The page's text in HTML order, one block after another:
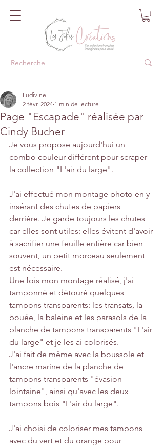
Page "Escapade" réalisée par
Cindy Bucher
Ludivine
2 févr. 2024 1 min de lecture
Je vous propose aujourd'hui un
combo couleur différent pour scraper
la collection "L'air du large".
J'ai effectué mon montage photo en y
insérant des chutes de papiers
derrière. Je garde toujours les chutes
car elles sont utiles: elles évitent d'avoir
à sacrifier une feuille entière car bien
souvent, un petit morceau seulement
est nécessaire.
Une fois mon montage réalisé, j'ai
tamponné et détouré quelques
tampons transparents: les transats, la
bouée, la baleine et les parasols de la
planche de tampons transparents "L'air
du large" et je les ai colorisés.
J'ai fait de même avec la boussole et
l'ancre marine de la planche de
tampons transparents "évasion
lointaine", ainsi qu'avec les deux
tampons bois "L'air du large".
J'ai choisi de coloriser mes tampons
avec du vert et du orange pour